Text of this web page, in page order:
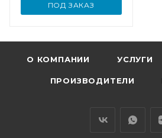
ПОД ЗАКАЗ
О КОМПАНИИ УСЛУГИ
ПРОИЗВОДИТЕЛИ